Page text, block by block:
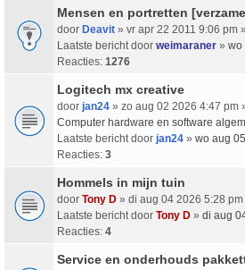
Mensen en portretten
door Deavit » vr apr 22 2011 9:06 pm
Laatste bericht door weimaraner » wo
Reacties: 1276
Logitech mx creative
door jan24 » zo aug 02 2026 4:47 pm
Computer hardware en software
Laatste bericht door jan24 » wo aug
Reacties: 3
Hommels in mijn tuin
door Tony D » di aug 04 2026 5:28 pm
Laatste bericht door Tony D » di aug
Reacties: 4
Service en onderhouds